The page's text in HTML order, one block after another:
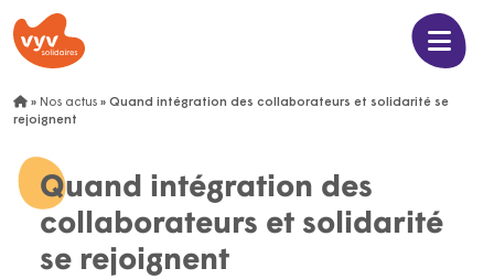
» Nos actus » Quand intégration des collaborateurs et solidarité se
rejoignent
Quand intégration des
collaborateurs et solidarité
se rejoignent